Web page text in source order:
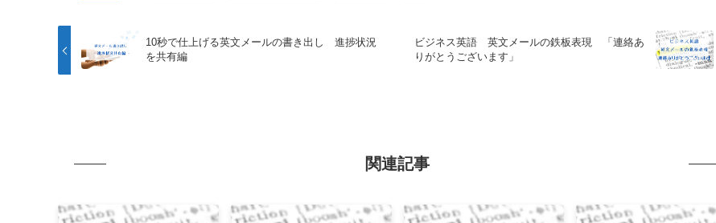
10秒で仕上げる英文メールの書き出し 進捗状況
を共有編
ビジネス英語 英文メールの鉄板表現 「連絡あ
りがとうございます」
関連記事